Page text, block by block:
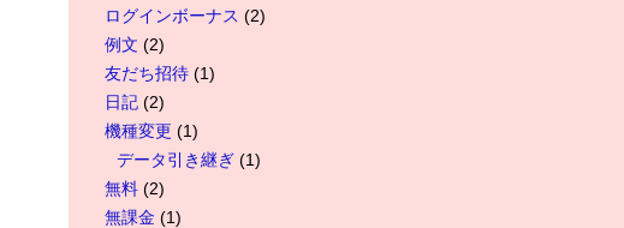
ログインボーナス (2)
例文 (2)
友だち招待 (1)
日記 (2)
機種変更 (1)
データ引き継ぎ (1)
無料 (2)
無課金 (1)